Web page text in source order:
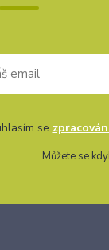
se
Můžete se